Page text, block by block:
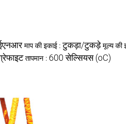
माप की इकाई :टुकड़ा/टुकड़े मूल्य की
तापमान : 600 सेल्सियस (oC)